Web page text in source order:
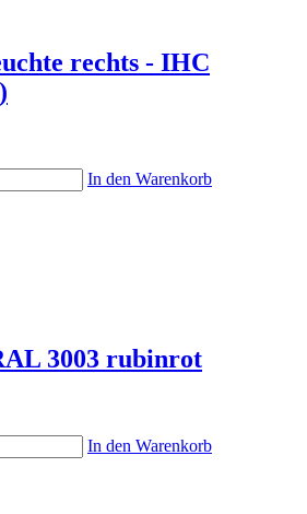
rechts - IHC
In den Warenkorb
3003 rubinrot
In den Warenkorb